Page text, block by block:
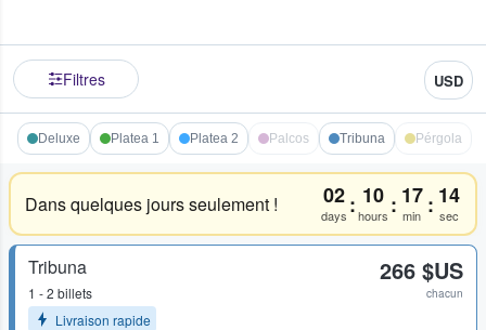
Filtres USD
Deluxe Platea 1 Platea 2 Palcos Tribuna Pérgola
Dans quelques jours seulement ! 02
days : 10
hours : 17
min : 14
sec
Tribuna
1 - 2 billets
Livraison rapide
266 $US
chacun